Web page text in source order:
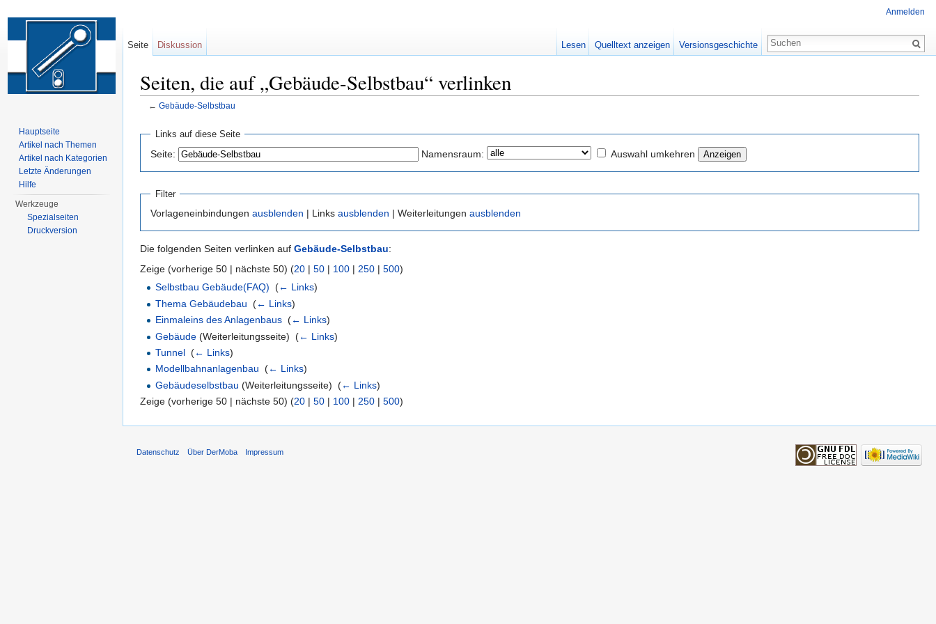
Seiten, die auf „Gebäude-Selbstbau“ verlinken
← Gebäude-Selbstbau
Links auf diese Seite
Seite: Namensraum: Auswahl umkehren
Filter
Vorlageneinbindungen ausblenden | Links ausblenden | Weiterleitungen ausblenden
Die folgenden Seiten verlinken auf Gebäude-Selbstbau:
Zeige (vorherige 50 | nächste 50) (20 | 50 | 100 | 250 | 500)
Selbstbau Gebäude(FAQ)
(← Links)
Thema Gebäudebau
(← Links)
Einmaleins des Anlagenbaus (← Links)
Gebäude (Weiterleitungsseite) ‎ (← Links)
Tunnel (← Links)
Modellbahnanlagenbau
(← Links)
Gebäudeselbstbau (Weiterleitungsseite) ‎ (← Links)
Zeige (vorherige 50 | nächste 50) (20 | 50 | 100 | 250 | 500)
Anmelden
Seite Diskussion Lesen Quelltext anzeigen Versionsgeschichte
Hauptseite
Artikel nach Themen
Artikel nach Kategorien
Letzte Änderungen
Hilfe
Werkzeuge
Spezialseiten
Druckversion
Datenschutz Über DerMoba Impressum